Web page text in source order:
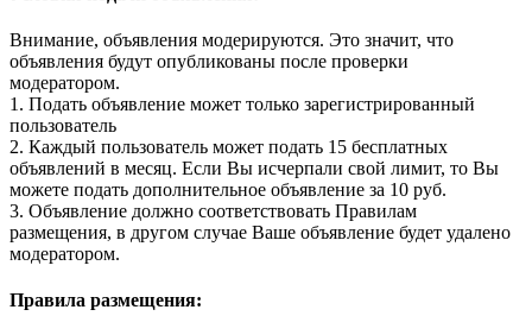
Внимание, объявления модерируются. Это значит, что
объявления будут опубликованы после проверки
модератором.
1. Подать объявление может только зарегистрированный
пользователь
2. Каждый пользователь может подать 15 бесплатных
объявлений в месяц. Если Вы исчерпали свой лимит, то Вы
можете подать дополнительное объявление за 10 руб.
3. Объявление должно соответствовать Правилам
размещения, в другом случае Ваше объявление будет удалено
модератором.
Правила размещения: